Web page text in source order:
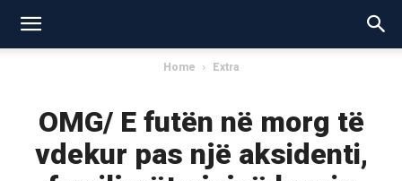
Home Extra
OMG/ E futën në morg të
vdekur pas një aksidenti,